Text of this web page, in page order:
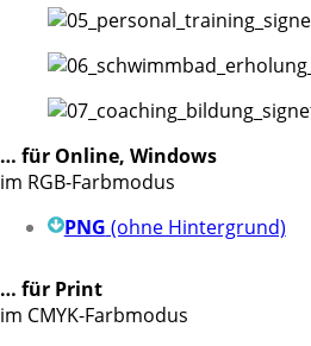
… für Online, Windows
im RGB-Farbmodus
PNG (ohne Hintergrund)
… für Print
im CMYK-Farbmodus